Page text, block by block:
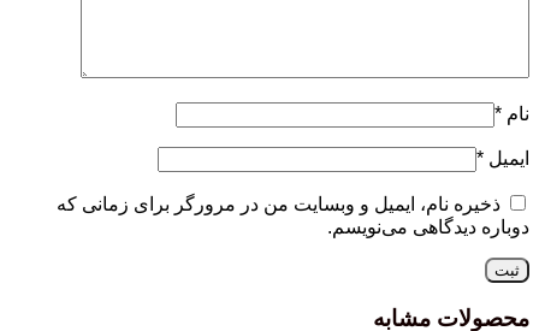
نام *
ایمیل *
ذخیره نام، ایمیل و وبسایت من در مرورگر برای زمانی که
دوباره دیدگاهی می‌نویسم.
محصولات مشابه